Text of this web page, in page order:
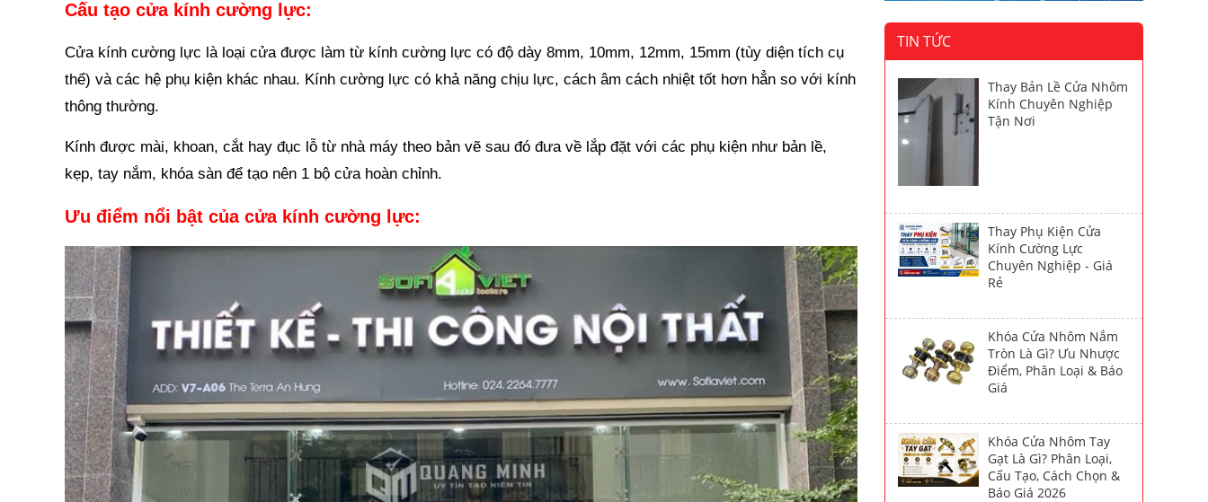
Cấu tạo cửa kính cường lực:
Cửa kính cường lực là loại cửa được làm từ kính cường lực có độ dày 8mm, 10mm, 12mm, 15mm (tùy diện tích cụ
thể) và các hệ phụ kiện khác nhau. Kính cường lực có khả năng chịu lực, cách âm cách nhiệt tốt hơn hẳn so với kính
thông thường.
Kính được mài, khoan, cắt hay đục lỗ từ nhà máy theo bản vẽ sau đó đưa về lắp đặt với các phụ kiện như bản lề,
kẹp, tay nắm, khóa sàn để tạo nên 1 bộ cửa hoàn chỉnh.
Ưu điểm nổi bật của cửa kính cường lực:
TIN TỨC
Thay Bản Lề Cửa Nhôm
Kính Chuyên Nghiệp
Tận Nơi
Thay Phụ Kiện Cửa
Kính Cường Lực
Chuyên Nghiệp - Giá
Rẻ
Khóa Cửa Nhôm Nắm
Tròn Là Gì? Ưu Nhược
Điểm, Phân Loại & Báo
Giá
Khóa Cửa Nhôm Tay
Gạt Là Gì? Phân Loại,
Cấu Tạo, Cách Chọn &
Báo Giá 2026